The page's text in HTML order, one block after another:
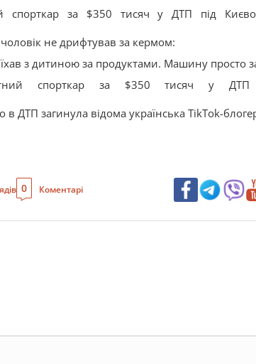
спорткар за $350 тисяч у ДТП під
не дрифтував за кермом:
їхав з дитиною за продуктами. Машину просто
спорткар за $350 тисяч у
ДТП загинула відома українська TikTok-
0 Коментарі